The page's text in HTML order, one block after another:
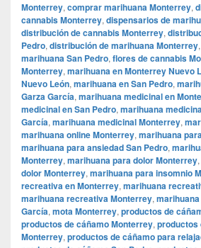
Monterrey, comprar marihuana Monterrey,
cannabis Monterrey, dispensarios de
distribución de cannabis Monterrey,
Pedro, distribución de marihuana Monterrey,
marihuana San Pedro, flores de cannabis
Monterrey, marihuana en Monterrey Nuevo
Nuevo León, marihuana en San Pedro,
Garza García, marihuana medicinal en
medicinal en San Pedro, marihuana
García, marihuana medicinal Monterrey,
marihuana online Monterrey, marihuana
marihuana para ansiedad San Pedro,
Monterrey, marihuana para dolor Monterrey,
dolor Monterrey, marihuana para insomnio
recreativa en Monterrey, marihuana
marihuana recreativa Monterrey,
García, mota Monterrey, productos de
productos de cáñamo Monterrey, productos
Monterrey, productos de cáñamo para